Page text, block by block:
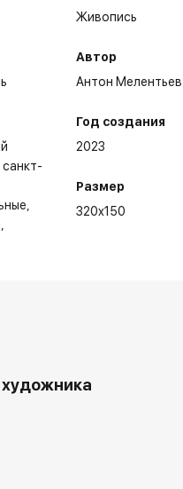
санкт-
Живопись
Автор
Антон Мелентьев
Год создания
2023
Размер
320x150